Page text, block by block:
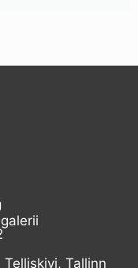
Telliskivi, Tallinn